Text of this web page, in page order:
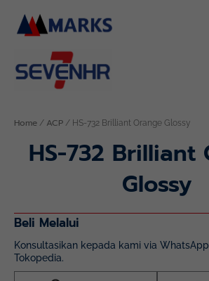
content
Home / ACP / HS-732 Brilliant Orange Glossy
HS-732 Brilliant
Glossy
Beli Melalui
Konsultasikan kepada kami via
Tokopedia.